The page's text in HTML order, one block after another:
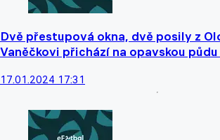
Dvě přestupová okna, dvě posily z
Vaněčkovi přichází na opavskou
17.01.2024 17:31